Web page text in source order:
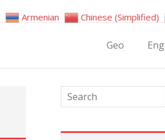
Geo Eng
Armenian Chinese (Simplified)